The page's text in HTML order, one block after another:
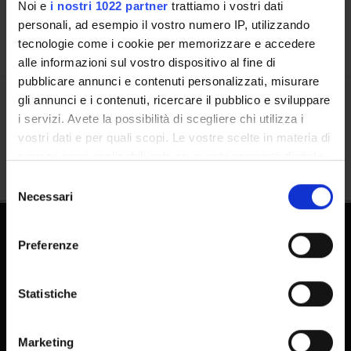
Noi e i nostri 1022 partner trattiamo i vostri dati
personali, ad esempio il vostro numero IP, utilizzando
tecnologie come i cookie per memorizzare e accedere
alle informazioni sul vostro dispositivo al fine di
pubblicare annunci e contenuti personalizzati, misurare
gli annunci e i contenuti, ricercare il pubblico e sviluppare
i servizi. Avete la possibilità di scegliere chi utilizza i
vostri dati e per quali scopi. Le vostre scelte in materia di
modificare o revocare il proprio consenso in qualsiasi
momento dalla Dichiarazione sui cookie o facendo clic
raccogliere informazioni sulla tua posizione
geografica, con un'approssimazione di qualche
Identificare il tuo dispositivo, scansionandolo
delNecessari
Preferenze
Statistiche
Marketing
Condividi